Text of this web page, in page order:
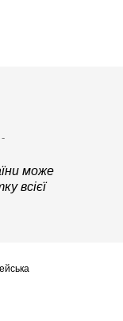
може
всієї